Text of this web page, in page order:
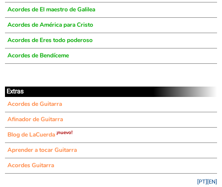
Acordes de El maestro de Galilea
Acordes de América para Cristo
Acordes de Eres todo poderoso
Acordes de Bendíceme
Extras
Acordes de Guitarra
Afinador de Guitarra
Blog de LaCuerda ¡nuevo!
Aprender a tocar Guitarra
Acordes Guitarra
[EN]
[PT]